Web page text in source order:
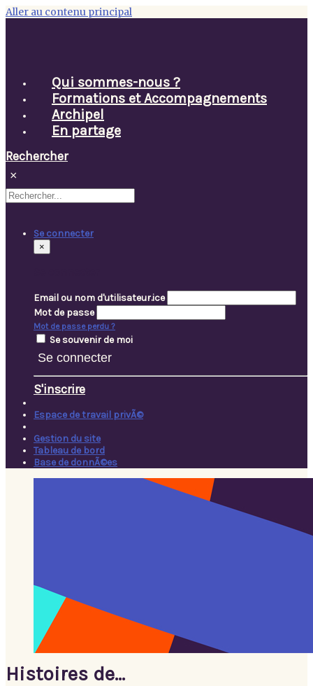
Aller au contenu principal
Qui sommes-nous ?
Formations et Accompagnements
Archipel
En partage
Rechercher
×
Se connecter
×
Email ou nom d'utilisateur.ice
Mot de passe
Mot de passe perdu ?
Se souvenir de moi
Se connecter
S'inscrire
Espace de travail privÃ©
Gestion du site
Tableau de bord
Base de donnÃ©es
Histoires de...